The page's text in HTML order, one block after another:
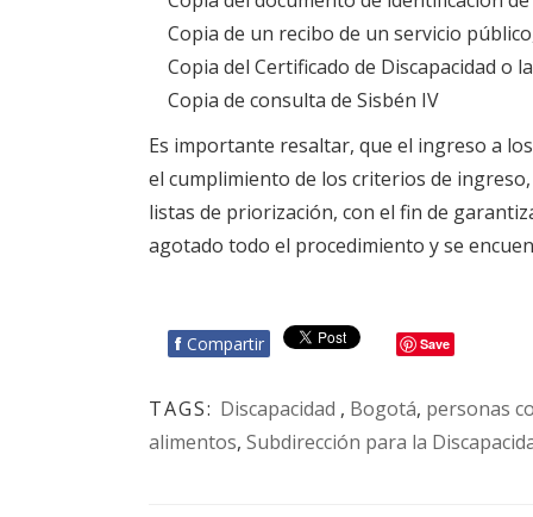
Copia de un recibo de un servicio
Copia del Certificado de Discapacidad o
Copia de consulta de Sisbén IV
Es importante resaltar, que el ingreso a
el cumplimiento de los criterios de
listas de priorización, con el fin de
agotado todo el procedimiento y se
f Compartir Save
TAGS: Discapacidad , Bogotá, personas
alimentos, Subdirección para la